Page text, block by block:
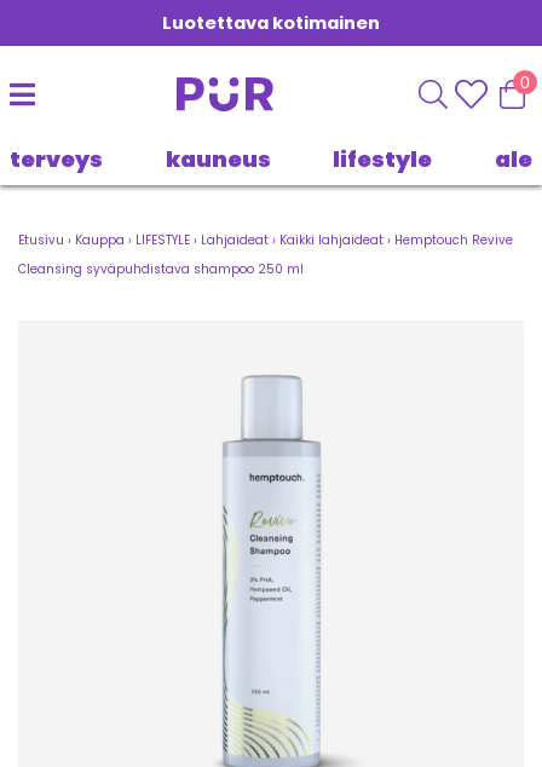
Luotettava kotimainen
0
terveys kauneus lifestyle ale
Etusivu › Kauppa › LIFESTYLE › Lahjaideat › Kaikki lahjaideat › Hemptouch Revive
Cleansing syväpuhdistava shampoo 250 ml
Seuraava